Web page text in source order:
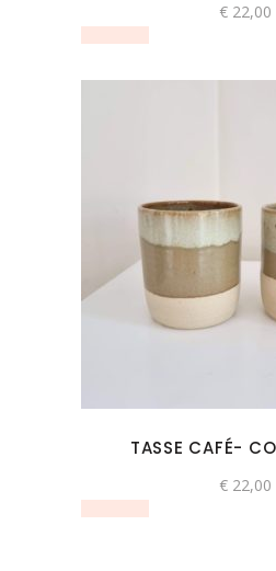
€ 22,00
TASSE CAFÉ-
€ 22,00